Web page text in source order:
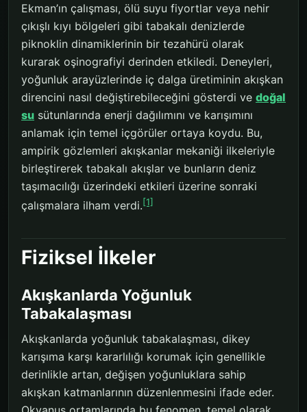
Ekman’ın çalışması, ölü suyu fiyortlar veya nehir
çıkışlı kıyı bölgeleri gibi tabakalı denizlerde
piknoklin dinamiklerinin bir tezahürü olarak
kurarak oşinografiyi derinden etkiledi. Deneyleri,
yoğunluk arayüzlerinde iç dalga üretiminin akışkan
direncini nasıl değiştirebileceğini gösterdi ve doğal
su sütunlarında enerji dağılımını ve karışımını
anlamak için temel içgörüler ortaya koydu. Bu,
ampirik gözlemleri akışkanlar mekaniği ilkeleriyle
birleştirerek tabakalı akışlar ve bunların deniz
taşımacılığı üzerindeki etkileri üzerine sonraki
çalışmalara ilham verdi.[1]
Fiziksel İlkeler
Akışkanlarda Yoğunluk
Tabakalaşması
Akışkanlarda yoğunluk tabakalaşması, dikey
karışıma karşı kararlılığı korumak için genellikle
derinlikle artan, değişen yoğunluklara sahip
akışkan katmanlarının düzenlenmesini ifade eder.